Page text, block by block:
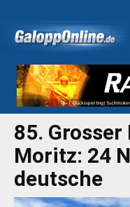
85.
Moritz: 24
deutsche